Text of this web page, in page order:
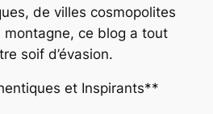
de villes cosmopolites
ce blog a tout
soif d’évasion.
et Inspirants**